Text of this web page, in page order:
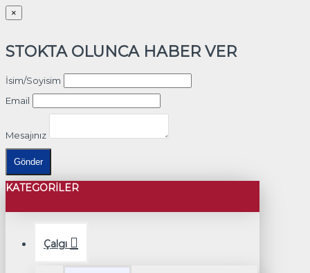
×
STOKTA OLUNCA HABER VER
İsim/Soyisim
Email
Mesajınız
Gönder
KATEGORILER
Çalgı